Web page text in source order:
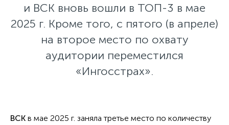
и ВСК вновь вошли в ТОП-3 в мае
2025 г. Кроме того, с пятого (в апреле)
на второе место по охвату
аудитории переместился
«Ингосстрах».
ВСК в мае 2025 г. заняла третье место по количеству